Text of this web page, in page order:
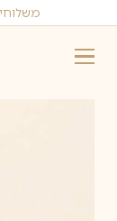
to
content